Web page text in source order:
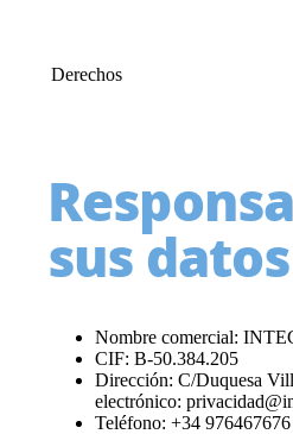
Derechos
sus
Nombre comercial:
CIF: B-50.384.205
Dirección: C/Duquesa
electrónico:
Teléfono: +34 976467676